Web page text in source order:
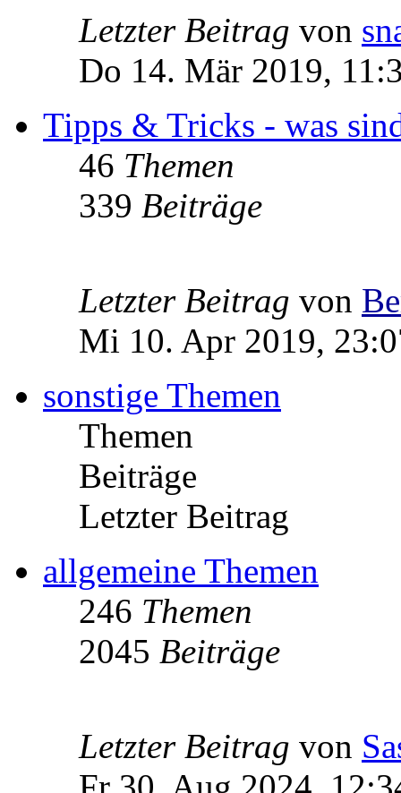
Letzter Beitrag von
Do 14. Mär 2019,
Tipps & Tricks - was
46 Themen
339 Beiträge
Letzter Beitrag von
Mi 10. Apr 2019,
sonstige Themen
Themen
Beiträge
Letzter Beitrag
allgemeine Themen
246 Themen
2045 Beiträge
Letzter Beitrag von